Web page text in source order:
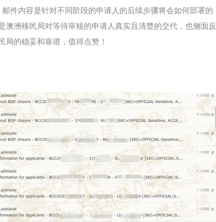
件内容是针对不同阶段的申请人的后续步骤将会如何部署的
澳洲移民局对等待审核的申请人真实且清楚的交代，也侧面反
局的稳妥和靠谱，值得点赞！